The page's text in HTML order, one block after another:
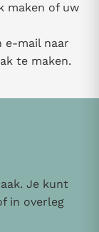
maken of uw
e-mail naar
te maken.
Je kunt
in overleg